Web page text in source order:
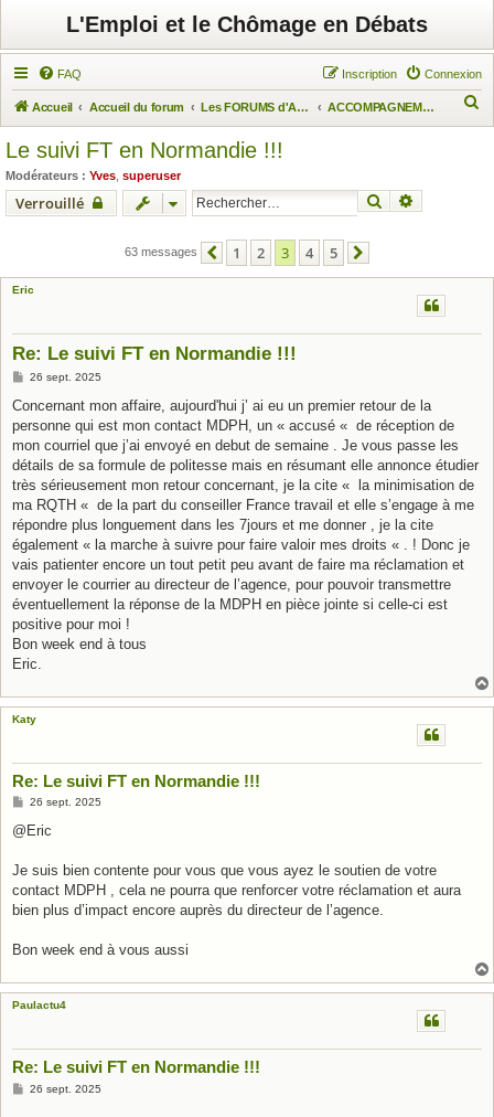
L'Emploi et le Chômage en Débats
FAQ Connexion
Inscription
Accueil Accueil du forum Les FORUMS d'Actuchômage ACCOMPAGNEMENT DES CHÔMEURS
Le suivi FT en Normandie !!!
Modérateurs : Yves superuser
Verrouillé Rechercher
63 messages Précédent
1 2 3 4 5
Eric
Re: Le suivi FT en Normandie !!!
M
s
a
g
26 sept. 2025
Concernant mon affaire, aujourd'hui j’ ai eu un premier retour de la
personne qui est mon contact MDPH, un « accusé « de réception de
mon courriel que j’ai envoyé en debut de semaine . Je vous passe les
détails de sa formule de politesse mais en résumant elle annonce étudier
très sérieusement mon retour concernant, je la cite « la minimisation de
ma RQTH « de la part du conseiller France travail et elle s’engage à me
répondre plus longuement dans les 7jours et me donner , je la cite
également « la marche à suivre pour faire valoir mes droits « . ! Donc je
vais patienter encore un tout petit peu avant de faire ma réclamation et
envoyer le courrier au directeur de l’agence, pour pouvoir transmettre
éventuellement la réponse de la MDPH en pièce jointe si celle-ci est
positive pour moi !
Bon week end à tous
Eric.
Katy
Re: Le suivi FT en Normandie !!!
M
s
g
26 sept. 2025
@Eric
Je suis bien contente pour vous que vous ayez le soutien de votre
contact MDPH , cela ne pourra que renforcer votre réclamation et aura
bien plus d’impact encore auprès du directeur de l’agence.
Bon week end à vous aussi
Paulactu4
Re: Le suivi FT en Normandie !!!
M26 sept. 2025